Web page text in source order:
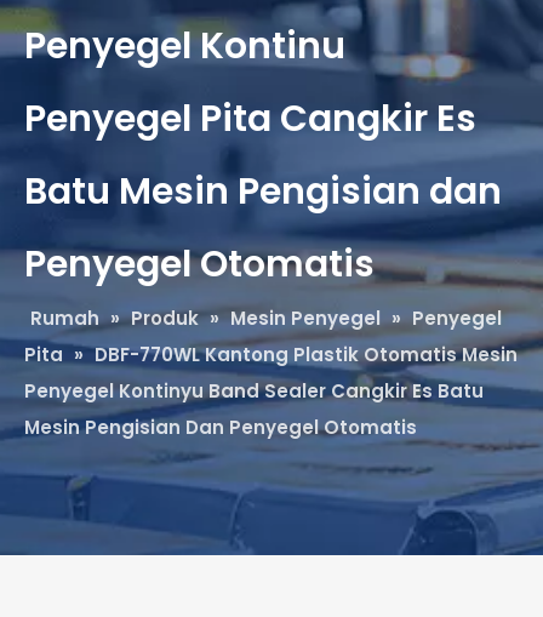
Penyegel Kontinu
Penyegel Pita Cangkir Es
Batu Mesin Pengisian dan
Penyegel Otomatis
Rumah » Produk » Mesin Penyegel » Penyegel
Pita » DBF-770WL Kantong Plastik Otomatis Mesin
Penyegel Kontinyu Band Sealer Cangkir Es Batu
Mesin Pengisian Dan Penyegel Otomatis